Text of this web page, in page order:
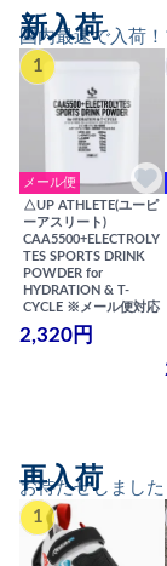
国内最速で入荷
新入荷
1
メール便
△UP ATHLETE(ユーピ
ーアスリート)
CAA5500+ELECTROLY
TES SPORTS DRINK
POWDER for
HYDRATION & T-
CYCLE ※メール便対応
2,320円
お待たせしまし
再入荷
1